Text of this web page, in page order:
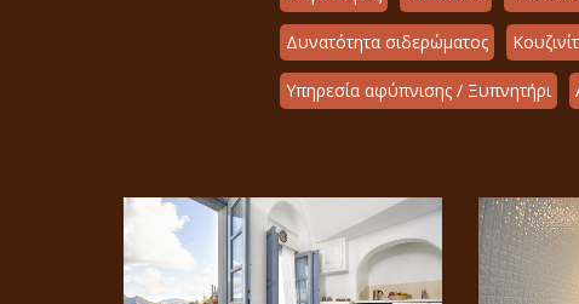
Δυνατότητα σιδερώματος
Υπηρεσία αφύπνισης / Ξυπνητήρι